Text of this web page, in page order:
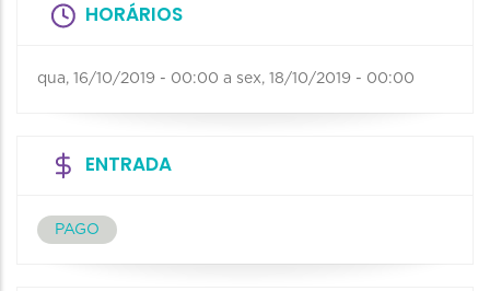
HORÁRIOS
qua, 16/10/2019 - 00:00 a sex, 18/10/2019 - 00:00
ENTRADA
PAGO